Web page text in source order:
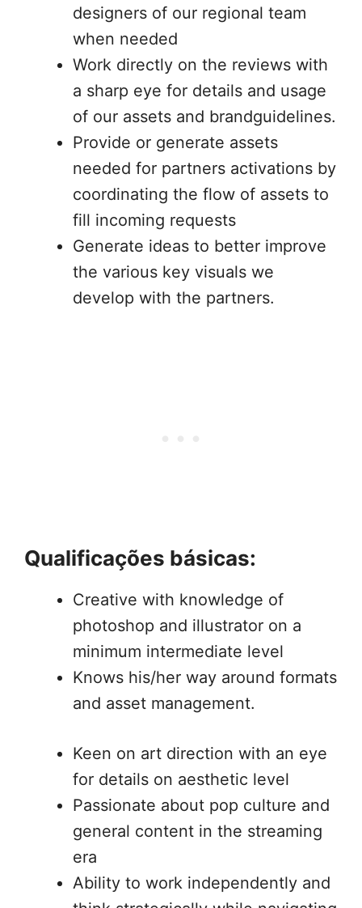
designers of our regional team
when needed
Work directly on the reviews with
a sharp eye for details and usage
of our assets and brandguidelines.
Provide or generate assets
needed for partners activations by
coordinating the flow of assets to
fill incoming requests
Generate ideas to better improve
the various key visuals we
develop with the partners.
Qualificações básicas:
Creative with knowledge of
photoshop and illustrator on a
minimum intermediate level
Knows his/her way around formats
and asset management.
Keen on art direction with an eye
for details on aesthetic level
Passionate about pop culture and
general content in the streaming
era
Ability to work independently and